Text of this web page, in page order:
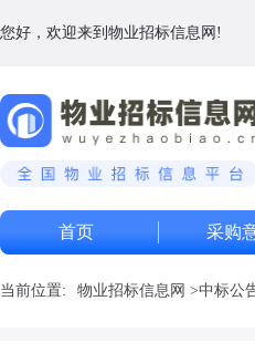
您好，欢迎来到物业招标信息网!
首页 采购
当前位置: 物业招标信息网 >中标公